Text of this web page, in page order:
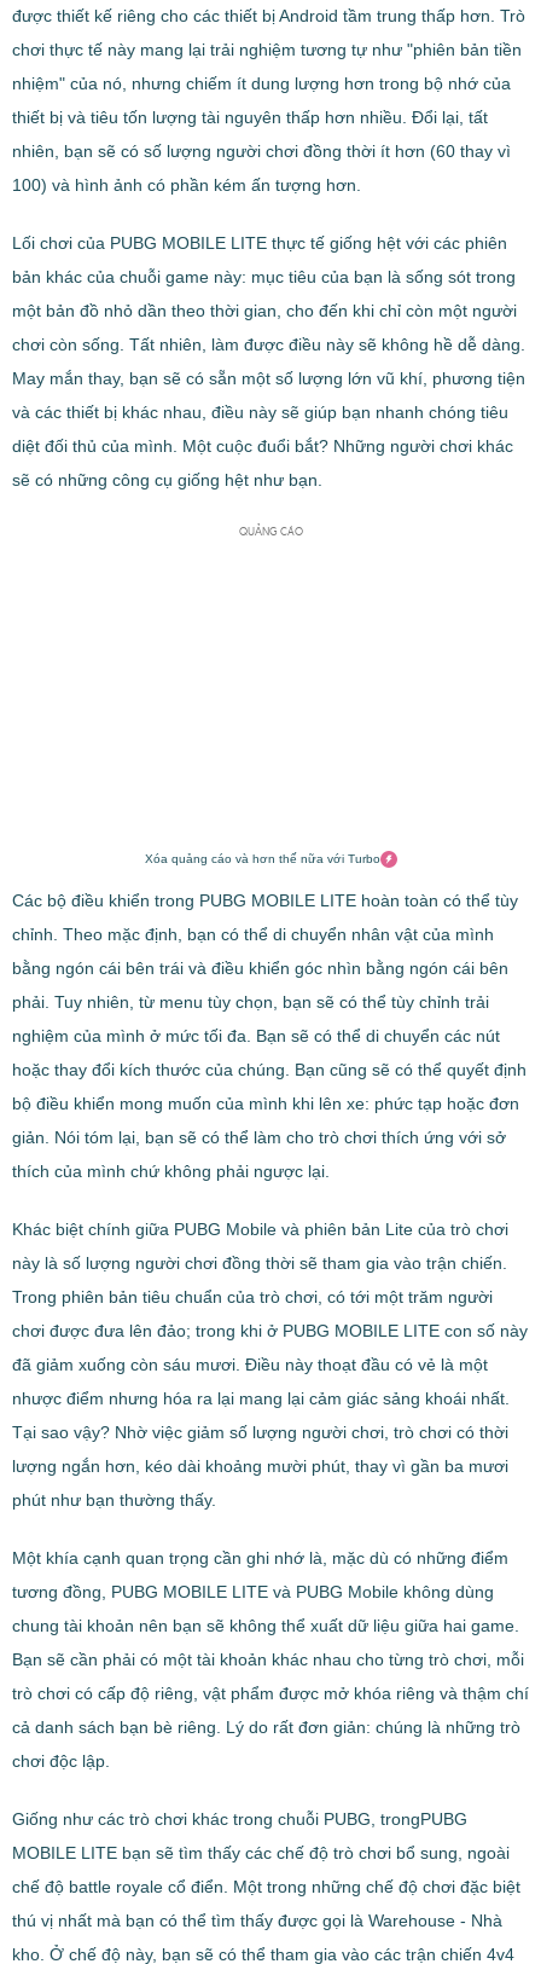
được thiết kế riêng cho các thiết bị Android tầm trung thấp hơn. Trò
chơi thực tế này mang lại trải nghiệm tương tự như "phiên bản tiền
nhiệm" của nó, nhưng chiếm ít dung lượng hơn trong bộ nhớ của
thiết bị và tiêu tốn lượng tài nguyên thấp hơn nhiều. Đổi lại, tất
nhiên, bạn sẽ có số lượng người chơi đồng thời ít hơn (60 thay vì
100) và hình ảnh có phần kém ấn tượng hơn.
Lối chơi của PUBG MOBILE LITE thực tế giống hệt với các phiên
bản khác của chuỗi game này: mục tiêu của bạn là sống sót trong
một bản đồ nhỏ dần theo thời gian, cho đến khi chỉ còn một người
chơi còn sống. Tất nhiên, làm được điều này sẽ không hề dễ dàng.
May mắn thay, bạn sẽ có sẵn một số lượng lớn vũ khí, phương tiện
và các thiết bị khác nhau, điều này sẽ giúp bạn nhanh chóng tiêu
diệt đối thủ của mình. Một cuộc đuổi bắt? Những người chơi khác
sẽ có những công cụ giống hệt như bạn.
QUẢNG CÁO
Xóa quảng cáo và hơn thế nữa với Turbo
Các bộ điều khiển trong PUBG MOBILE LITE hoàn toàn có thể tùy
chỉnh. Theo mặc định, bạn có thể di chuyển nhân vật của mình
bằng ngón cái bên trái và điều khiển góc nhìn bằng ngón cái bên
phải. Tuy nhiên, từ menu tùy chọn, bạn sẽ có thể tùy chỉnh trải
nghiệm của mình ở mức tối đa. Bạn sẽ có thể di chuyển các nút
hoặc thay đổi kích thước của chúng. Bạn cũng sẽ có thể quyết định
bộ điều khiển mong muốn của mình khi lên xe: phức tạp hoặc đơn
giản. Nói tóm lại, bạn sẽ có thể làm cho trò chơi thích ứng với sở
thích của mình chứ không phải ngược lại.
Khác biệt chính giữa PUBG Mobile và phiên bản Lite của trò chơi
này là số lượng người chơi đồng thời sẽ tham gia vào trận chiến.
Trong phiên bản tiêu chuẩn của trò chơi, có tới một trăm người
chơi được đưa lên đảo; trong khi ở PUBG MOBILE LITE con số này
đã giảm xuống còn sáu mươi. Điều này thoạt đầu có vẻ là một
nhược điểm nhưng hóa ra lại mang lại cảm giác sảng khoái nhất.
Tại sao vậy? Nhờ việc giảm số lượng người chơi, trò chơi có thời
lượng ngắn hơn, kéo dài khoảng mười phút, thay vì gần ba mươi
phút như bạn thường thấy.
Một khía cạnh quan trọng cần ghi nhớ là, mặc dù có những điểm
tương đồng, PUBG MOBILE LITE và PUBG Mobile không dùng
chung tài khoản nên bạn sẽ không thể xuất dữ liệu giữa hai game.
Bạn sẽ cần phải có một tài khoản khác nhau cho từng trò chơi, mỗi
trò chơi có cấp độ riêng, vật phẩm được mở khóa riêng và thậm chí
cả danh sách bạn bè riêng. Lý do rất đơn giản: chúng là những trò
chơi độc lập.
Giống như các trò chơi khác trong chuỗi PUBG, trongPUBG
MOBILE LITE bạn sẽ tìm thấy các chế độ trò chơi bổ sung, ngoài
chế độ battle royale cổ điển. Một trong những chế độ chơi đặc biệt
thú vị nhất mà bạn có thể tìm thấy được gọi là Warehouse - Nhà
kho. Ở chế độ này, bạn sẽ có thể tham gia vào các trận chiến 4v4